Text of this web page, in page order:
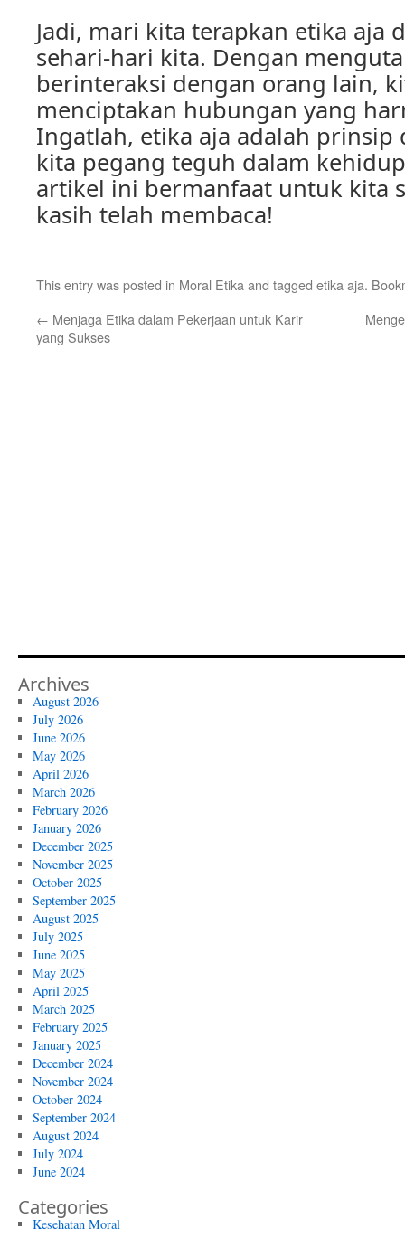
Jadi, mari kita terapkan etika aja
sehari-hari kita. Dengan
berinteraksi dengan orang lain,
menciptakan hubungan yang
Ingatlah, etika aja adalah prinsip
kita pegang teguh dalam
artikel ini bermanfaat untuk kita
kasih telah membaca!
This entry was posted in Moral Etika and tagged etika aja.
← Menjaga Etika dalam Pekerjaan untuk Karir
yang Sukses
Archives
August 2026
July 2026
June 2026
May 2026
April 2026
March 2026
February 2026
January 2026
December 2025
November 2025
October 2025
September 2025
August 2025
July 2025
June 2025
May 2025
April 2025
March 2025
February 2025
January 2025
December 2024
November 2024
October 2024
September 2024
August 2024
July 2024
June 2024
Categories
Kesehatan Moral